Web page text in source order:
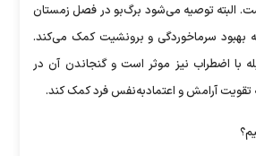
البته توصیه می‌شود برگ‌بو در فصل زمستان
بهبود سرماخوردگی و برونشیت کمک می‌کند.
با اضطراب نیز موثر است و گنجاندن آن در
تقویت آرامش و اعتمادبه‌نفس فرد کمک کند.